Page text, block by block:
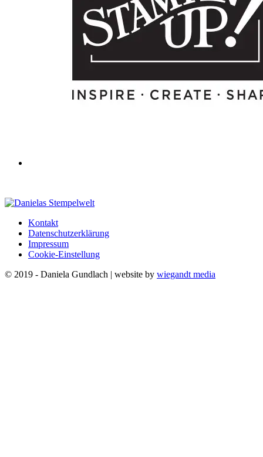
Kontakt
Datenschutzerklärung
Impressum
Cookie-Einstellung
© 2019 - Daniela Gundlach | website by wiegandt media